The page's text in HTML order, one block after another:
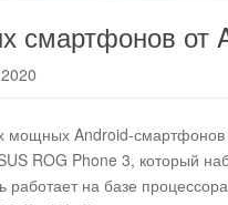
смартфонов от
мощных Android-смартфонов
ROG Phone 3, который
на базе